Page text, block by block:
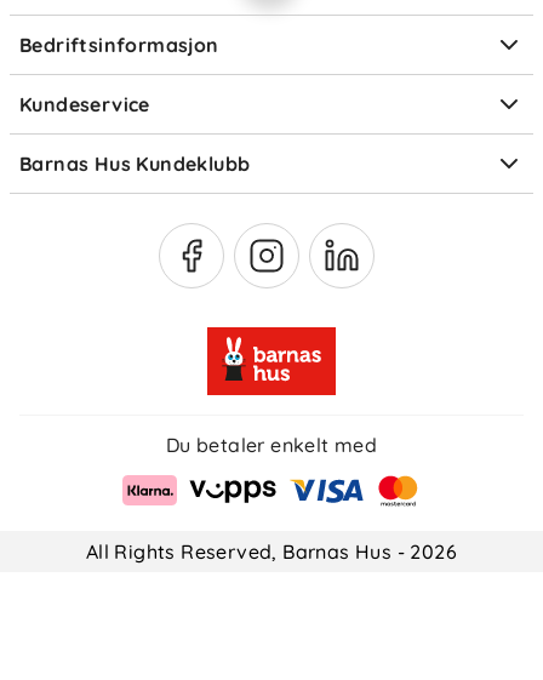
Bedriftsinformasjon
Størrelsesguider
Kundeservice
Ofte stilte spørsmål
Om Klarna
Barnas Hus Kundeklubb
Medlemsvilkår
Du betaler enkelt med
All Rights Reserved, Barnas Hus - 2026